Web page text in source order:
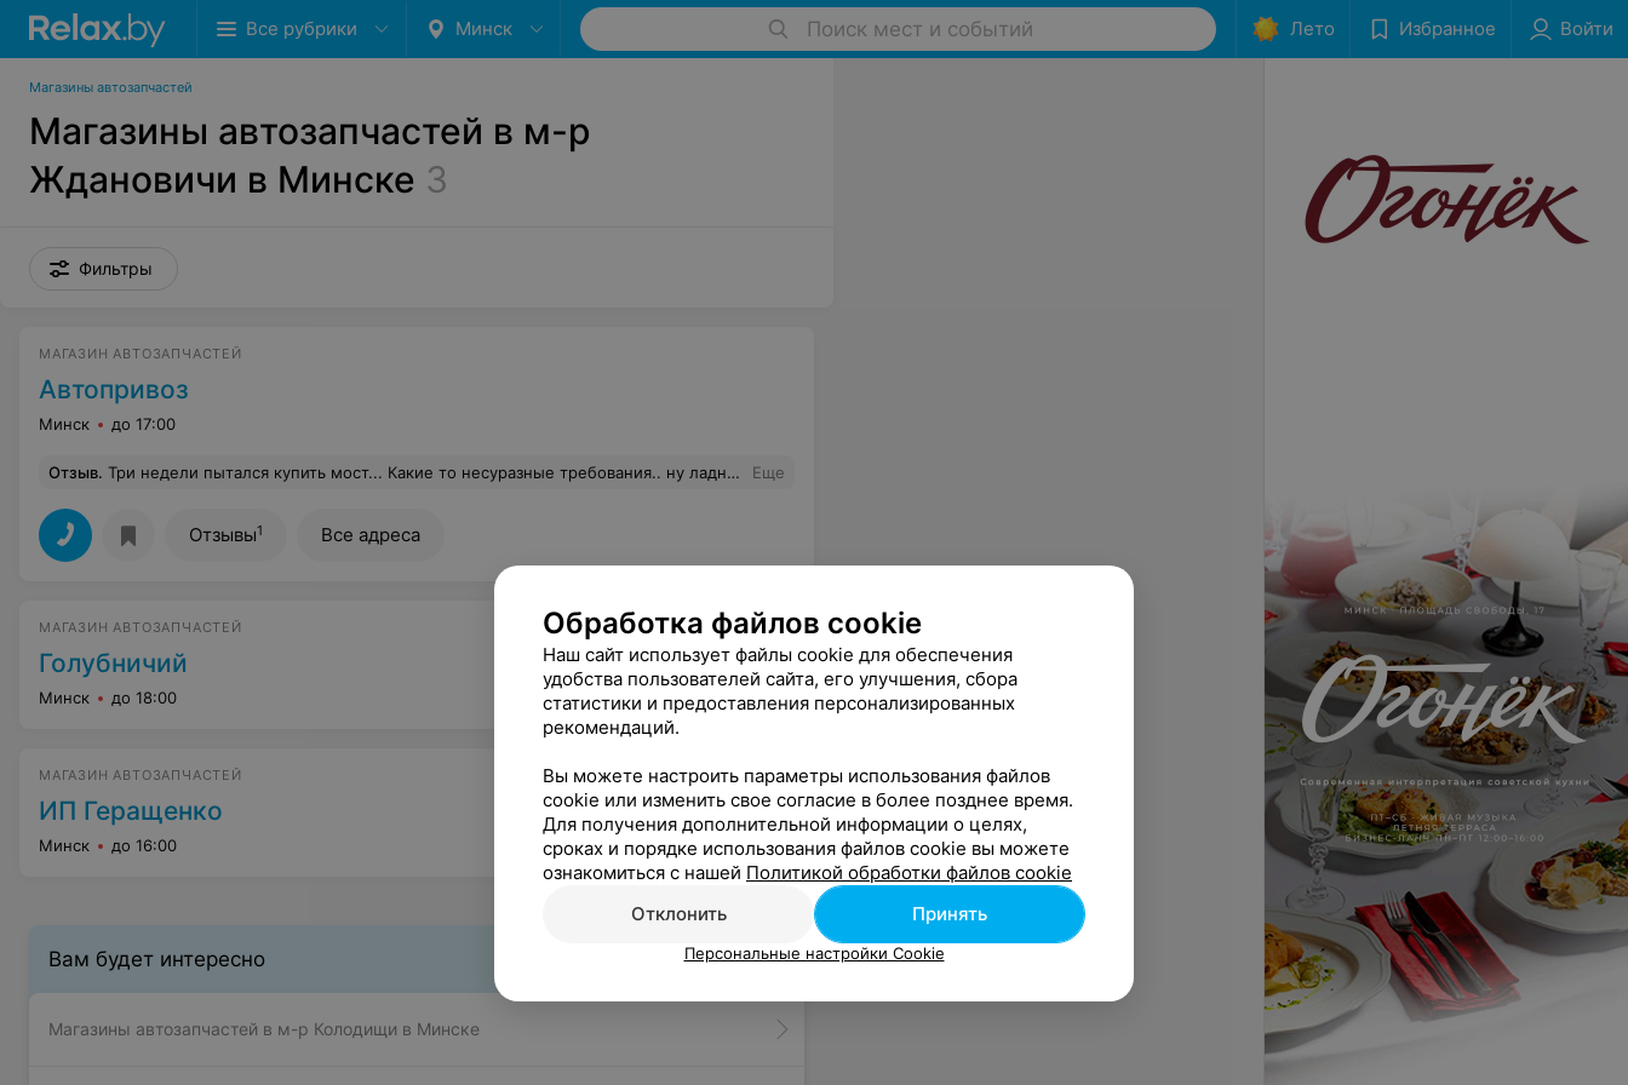
Все рубрики Минск Поиск мест и событий Лето Избранное Войти
Магазины автозапчастей
Магазины автозапчастей в м-р
Ждановичи в Минске 3
Фильтры
МАГАЗИН АВТОЗАПЧАСТЕЙ
Автопривоз
Минск до 17:00
Отзыв. Три недели пытался купить мост... Какие то несуразные требования.. ну ладно все можно понять.. все таки совок...Но когда через три недели сообщили что на обеих мостах которые у них представлены в продаже гудят редуктора!!!!! Через три недели!!!! Это повергло в легкий ступор!!! Общее впечетление-- шарага..Как Мне заявили что мосты не у них.. и у Кого то продавца..То есть Они посредники..да еще и не владеющие инфой...Вот так. Еще
Отзывы1 Все адреса
МАГАЗИН АВТОЗАПЧАСТЕЙ
Голубничий
Минск до 18:00
МАГАЗИН АВТОЗАПЧАСТЕЙ
ИП Геращенко
Минск до 16:00
Вам будет интересно
Магазины автозапчастей в м-р Колодищи в Минске
Обработка файлов cookie
Наш сайт использует файлы cookie для обеспечения
удобства пользователей сайта, его улучшения, сбора
статистики и предоставления персонализированных
рекомендаций.
Вы можете настроить параметры использования файлов
cookie или изменить свое согласие в более позднее время.
Для получения дополнительной информации о целях,
сроках и порядке использования файлов cookie вы можете
ознакомиться с нашей Политикой обработки файлов cookie
Отклонить
Принять
Персональные настройки Cookie